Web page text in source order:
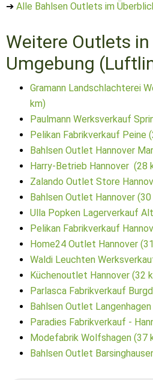
➔ Alle Bahlsen Outlets im
Weitere Outlets in
Umgebung
Gramann Landschlachterei
km)
Paulmann Werksverkauf
Pelikan Fabrikverkauf Peine
Bahlsen Outlet Hannover
Harry-Betrieb Hannover (28
Zalando Outlet Store
Bahlsen Outlet Hannover (30
Ulla Popken Lagerverkauf
Pelikan Fabrikverkauf
Home24 Outlet Hannover
Waldi Leuchten
Küchenoutlet Hannover (32
Parlasca Fabrikverkauf
Bahlsen Outlet
Paradies Fabrikverkauf -
Modefabrik Wolfshagen (37
Bahlsen Outlet